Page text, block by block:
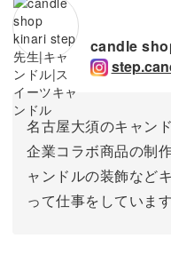
candle
名古屋大須のキャン
企業コラボ商品の制
ャンドルの装飾など
って仕事をしています